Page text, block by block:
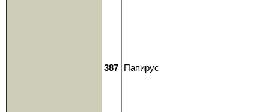
387 Папирус